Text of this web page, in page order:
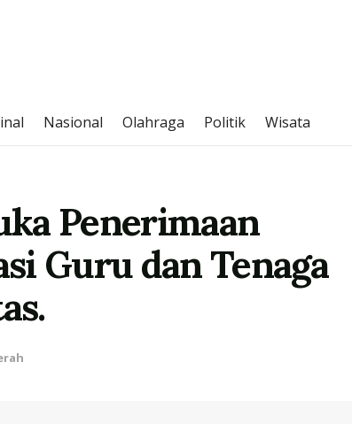
Nasional Olahraga Politik Wisata
Penerimaan
Guru dan Tenaga